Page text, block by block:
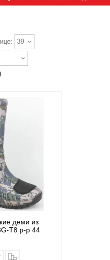
39
деми из
T8 р-р 44
в закладки